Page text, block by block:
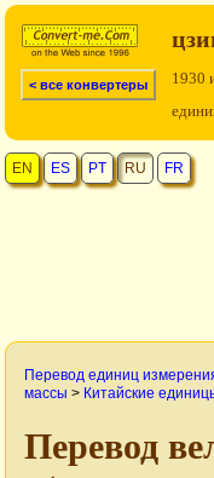
< все конвертеры
1930
EN ES PT RU FR
Перевод единиц
массы > Китайские
Перевод